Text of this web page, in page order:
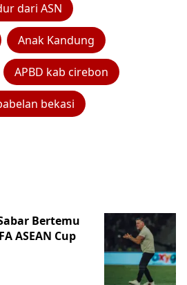
dari ASN
Anak Kandung
APBD kab cirebon
bekasi
Bertemu
ASEAN Cup